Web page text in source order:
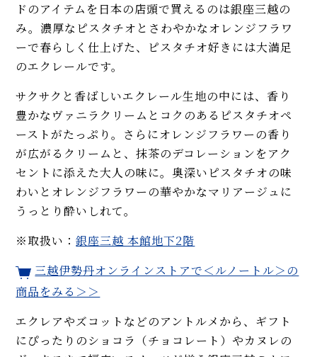
ドのアイテムを日本の店頭で買えるのは銀座三越の
み。濃厚なピスタチオとさわやかなオレンジフラワ
ーで春らしく仕上げた、ピスタチオ好きには大満足
のエクレールです。
サクサクと香ばしいエクレール生地の中には、香り
豊かなヴァニラクリームとコクのあるピスタチオペ
ーストがたっぷり。さらにオレンジフラワーの香り
が広がるクリームと、抹茶のデコレーションをアク
セントに添えた大人の味に。奥深いピスタチオの味
わいとオレンジフラワーの華やかなマリアージュに
うっとり酔いしれて。
※取扱い：銀座三越 本館地下2階
三越伊勢丹オンラインストアで＜ルノートル＞の
商品をみる＞＞
エクレアやズコットなどのアントルメから、ギフト
にぴったりのショコラ（チョコレート）やカヌレの